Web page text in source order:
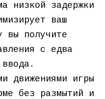
низкой задержки
ваш
вы получите
с едва
движениями игры
без размытий и